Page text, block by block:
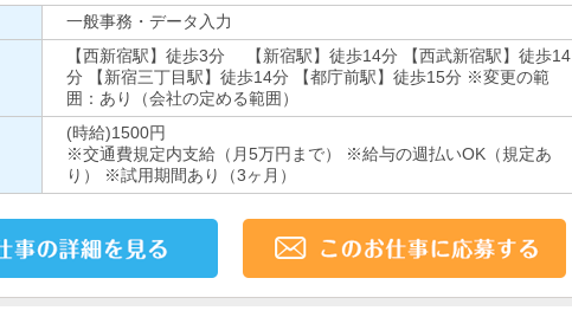
一般事務・データ入力
【西新宿駅】徒歩3分 【新宿駅】徒歩14分 【西武新宿駅】徒歩14
分 【新宿三丁目駅】徒歩14分 【都庁前駅】徒歩15分 ※変更の範
囲：あり（会社の定める範囲）
(時給)1500円
※交通費規定内支給（月5万円まで） ※給与の週払いOK（規定あ
り） ※試用期間あり（3ヶ月）